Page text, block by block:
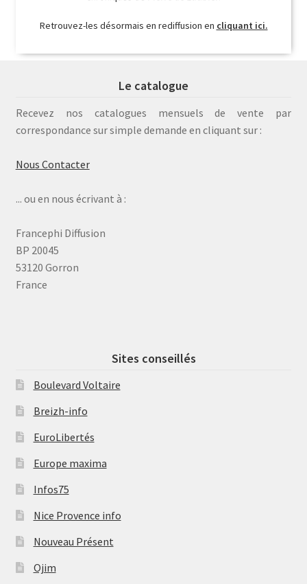
Retrouvez-les désormais en rediffusion en cliquant ici.
Le catalogue
Recevez nos catalogues mensuels de vente par
correspondance sur simple demande en cliquant sur :
Nous Contacter
... ou en nous écrivant à :
Francephi Diffusion
BP 20045
53120 Gorron
France
Sites conseillés
Boulevard Voltaire
Breizh-info
EuroLibertés
Europe maxima
Infos75
Nice Provence info
Nouveau Présent
Ojim